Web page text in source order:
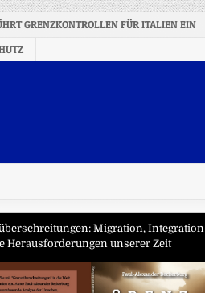
GRENZKONTROLLEN FÜR ITALIEN EIN
Migration, Integration
Herausforderungen unserer Zeit